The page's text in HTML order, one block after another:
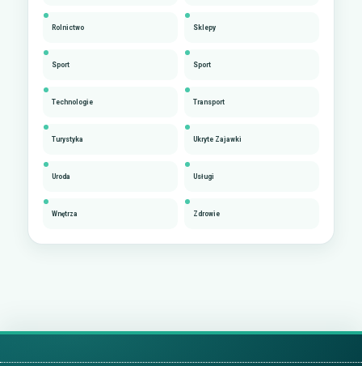
Rolnictwo Sklepy
Sport Sport
Technologie Transport
Turystyka Ukryte Zajawki
Uroda Usługi
Wnętrza Zdrowie